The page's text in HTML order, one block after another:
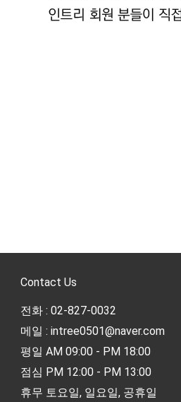
Contact Us
전화 : 02-827-0032
메일 : intree0501@naver.com
평일 AM 09:00 - PM 18:00
점심 PM 12:00 - PM 13:00
휴무 토요일, 일요일, 공휴일